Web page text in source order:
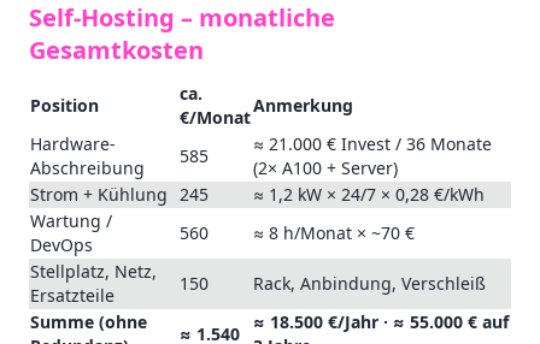
Self-Hosting – monatliche
Gesamtkosten
Position
ca.
€/Monat
Anmerkung
Hardware-
Abschreibung
585
≈ 21.000 € Invest / 36 Monate
(2× A100 + Server)
Strom + Kühlung 245
≈ 1,2 kW × 24/7 × 0,28 €/kWh
Wartung /
DevOps
560
≈ 8 h/Monat × ~70 €
Stellplatz, Netz,
Ersatzteile
150
Rack, Anbindung, Verschleiß
Summe (ohne
≈ 1.540
≈ 18.500 €/Jahr · ≈ 55.000 € auf